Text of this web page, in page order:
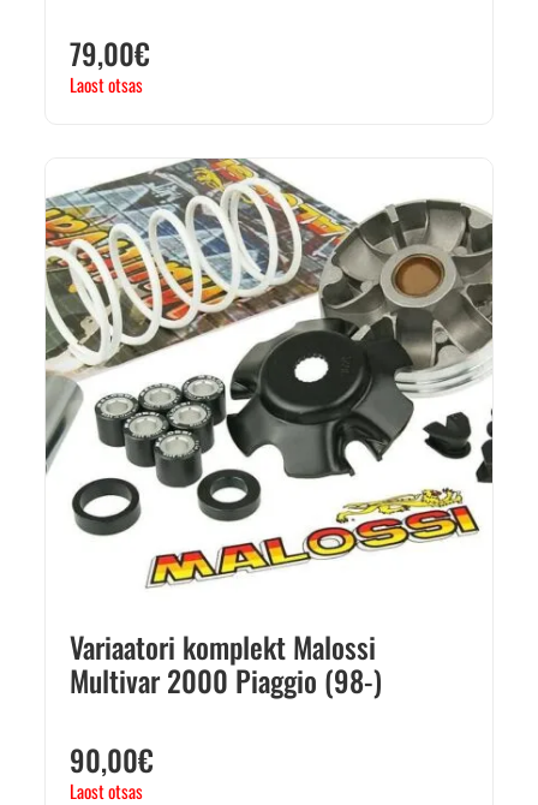
79,00€
Laost otsas
Variaatori komplekt Malossi
Multivar 2000 Piaggio (98-)
90,00€
Laost otsas